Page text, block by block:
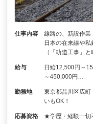
仕事内容
線路の、新設作業
日本の在来線や私
（「軌道工事」
給与
日給12,500円～
～450,000円…
勤務地
東京都品川区広
いもOK！
応募資格 ★学歴・経験一切